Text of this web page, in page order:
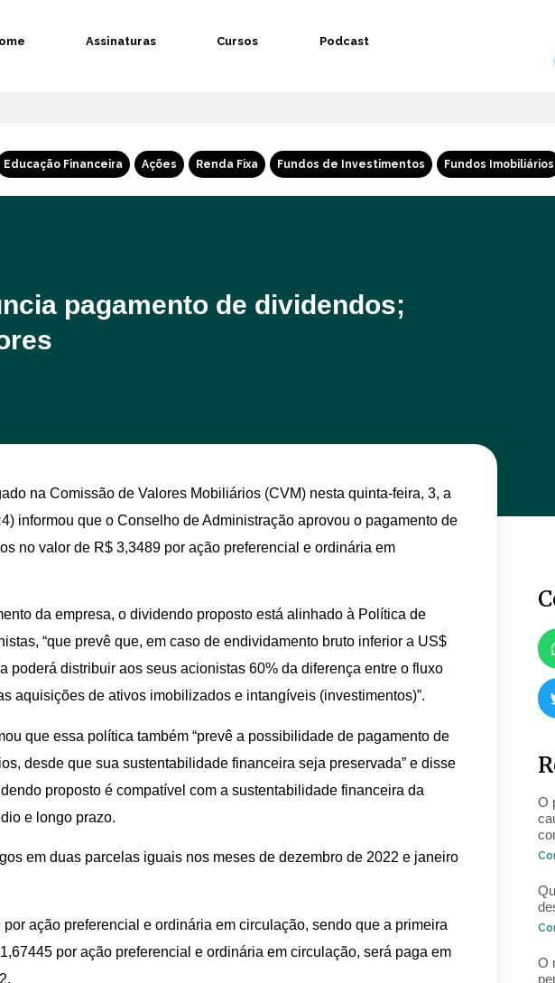
Assinaturas Cursos Podcast
Educação Financeira Ações Renda Fixa Fundos de Investimentos Fundos Imobiliários
pagamento de dividendos;
na Comissão de Valores Mobiliários (CVM) nesta quinta-feira, 3, a
informou que o Conselho de Administração aprovou o pagamento de
no valor de R$ 3,3489 por ação preferencial e ordinária em
da empresa, o dividendo proposto está alinhado à Política de
“que prevê que, em caso de endividamento bruto inferior a US$
poderá distribuir aos seus acionistas 60% da diferença entre o fluxo
aquisições de ativos imobilizados e intangíveis (investimentos)”.
que essa política também “prevê a possibilidade de pagamento de
desde que sua sustentabilidade financeira seja preservada” e disse
proposto é compatível com a sustentabilidade financeira da
e longo prazo.
em duas parcelas iguais nos meses de dezembro de 2022 e janeiro
ação preferencial e ordinária em circulação, sendo que a primeira
por ação preferencial e ordinária em circulação, será paga em
O
O